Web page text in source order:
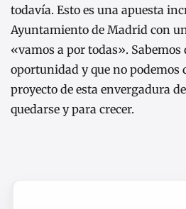
todavía. Esto es una apuesta
Ayuntamiento de Madrid con
«vamos a por todas». Sabemos
oportunidad y que no podemos
proyecto de esta envergadura
quedarse y para crecer.